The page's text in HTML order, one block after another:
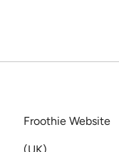
Froothie Website